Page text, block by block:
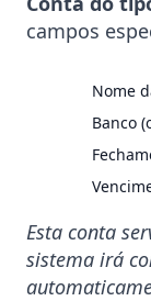
campos
Nome
Banco
Esta conta
sistema irá